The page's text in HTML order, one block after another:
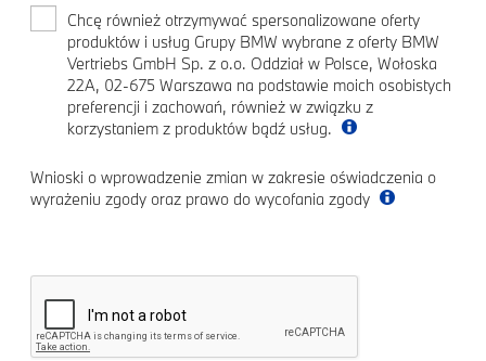
Chcę również otrzymywać spersonalizowane oferty
produktów i usług Grupy BMW wybrane z oferty BMW
Vertriebs GmbH Sp. z o.o. Oddział w Polsce, Wołoska
22A, 02-675 Warszawa na podstawie moich osobistych
preferencji i zachowań, również w związku z
korzystaniem z produktów bądź usług.
Wnioski o wprowadzenie zmian w zakresie oświadczenia o
wyrażeniu zgody oraz prawo do wycofania zgody